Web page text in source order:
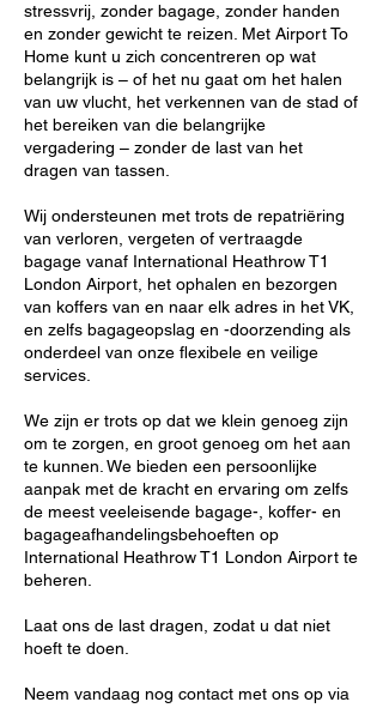
stressvrij, zonder bagage, zonder handen
en zonder gewicht te reizen. Met Airport To
Home kunt u zich concentreren op wat
belangrijk is – of het nu gaat om het halen
van uw vlucht, het verkennen van de stad of
het bereiken van die belangrijke
vergadering – zonder de last van het
dragen van tassen.
Wij ondersteunen met trots de repatriëring
van verloren, vergeten of vertraagde
bagage vanaf International Heathrow T1
London Airport, het ophalen en bezorgen
van koffers van en naar elk adres in het VK,
en zelfs bagageopslag en -doorzending als
onderdeel van onze flexibele en veilige
services.
We zijn er trots op dat we klein genoeg zijn
om te zorgen, en groot genoeg om het aan
te kunnen. We bieden een persoonlijke
aanpak met de kracht en ervaring om zelfs
de meest veeleisende bagage-, koffer- en
bagageafhandelingsbehoeften op
International Heathrow T1 London Airport te
beheren.
Laat ons de last dragen, zodat u dat niet
hoeft te doen.
Neem vandaag nog contact met ons op via